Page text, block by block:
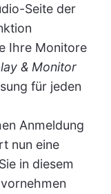
Seite der
Ihre Monitore
& Monitor
für jeden
Anmeldung
nun eine
in diesem